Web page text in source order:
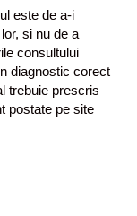
este de a-i
si nu de a
consultului
diagnostic corect
trebuie prescris
postate pe site